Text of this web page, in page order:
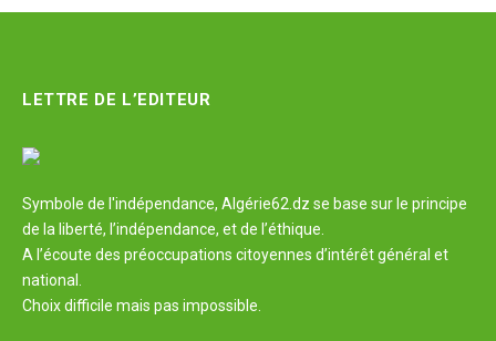
LETTRE DE L’EDITEUR
Symbole de l'indépendance, Algérie62.dz se base sur le principe
de la liberté, l’indépendance, et de l’éthique.
A l’écoute des préoccupations citoyennes d’intérêt général et
national.
Choix difficile mais pas impossible.